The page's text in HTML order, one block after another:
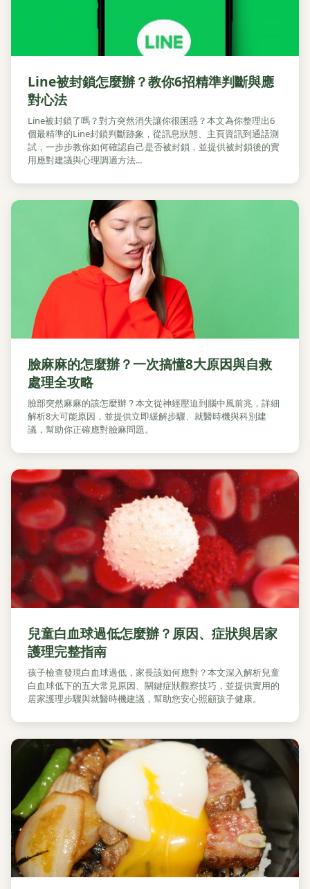
Line被封鎖怎麼辦？教你6招精準判斷與應
對心法
Line被封鎖了嗎？對方突然消失讓你很困惑？本文為你整理出6
個最精準的Line封鎖判斷跡象，從訊息狀態、主頁資訊到通話測
試，一步步教你如何確認自己是否被封鎖，並提供被封鎖後的實
用應對建議與心理調適方法...
臉麻麻的怎麼辦？一次搞懂8大原因與自救
處理全攻略
臉部突然麻麻的該怎麼辦？本文從神經壓迫到腦中風前兆，詳細
解析8大可能原因，並提供立即緩解步驟、就醫時機與科別建
議，幫助你正確應對臉麻問題。
兒童白血球過低怎麼辦？原因、症狀與居家
護理完整指南
孩子檢查發現白血球過低，家長該如何應對？本文深入解析兒童
白血球低下的五大常見原因、關鍵症狀觀察技巧，並提供實用的
居家護理步驟與就醫時機建議，幫助您安心照顧孩子健康。